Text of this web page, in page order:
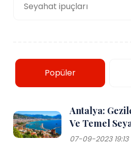
Seyahat ipuçları
Popüler
Antalya:
Ve Temel
07-09-2023 19:13